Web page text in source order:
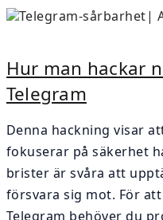
Hur man hackar
Telegram
Denna hackning visar
fokuserar på säkerhet
brister är svåra att
försvara sig mot. För
Telegram behöver du